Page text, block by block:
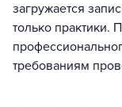
загружается
только практики.
требованиям